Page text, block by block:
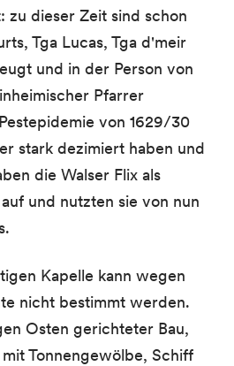
zu dieser Zeit sind schon
Tga Lucas, Tga d'meir
und in der Person von
Pfarrer
von 1629/30
stark dezimiert haben und
die Walser Flix als
und nutzten sie von nun
Kapelle kann wegen
nicht bestimmt werden.
Osten gerichteter Bau,
Tonnengewölbe, Schiff